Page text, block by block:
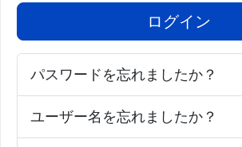
ーだ。
この投稿の出典は、ボストン小児病
News release ] [American Journal
abstract]
ログイン
パスワードを忘れましたか？
ユーザー名を忘れましたか？